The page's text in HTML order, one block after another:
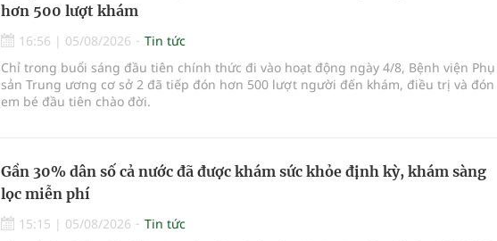
hơn 500 lượt khám
16:56 | 05/08/2026
Tin tức
Chỉ trong buổi sáng đầu tiên chính thức đi vào hoạt động ngày 4/8, Bệnh viện Phụ
sản Trung ương cơ sở 2 đã tiếp đón hơn 500 lượt người đến khám, điều trị và đón
em bé đầu tiên chào đời.
Gần 30% dân số cả nước đã được khám sức khỏe định kỳ, khám sàng
lọc miễn phí
15:15 | 05/08/2026
Tin tức